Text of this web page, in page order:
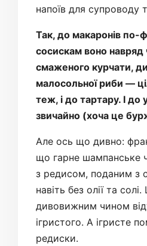
напоїв для супроводу
Так, до макаронів по-
сосискам воно навряд
смаженого курчати,
малосольної риби —
теж, і до тартару. І до
звичайно (хоча це
Але ось що дивно:
що гарне шампанське
з редисом, поданим з
навіть без олії та
дивовижним чином
ігристого. А ігристе
редиски.